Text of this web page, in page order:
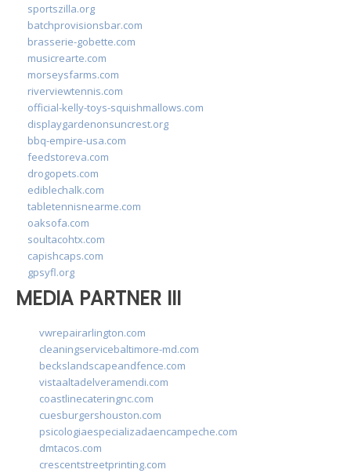
sportszilla.org
batchprovisionsbar.com
brasserie-gobette.com
musicrearte.com
morseysfarms.com
riverviewtennis.com
official-kelly-toys-squishmallows.com
displaygardenonsuncrest.org
bbq-empire-usa.com
feedstoreva.com
drogopets.com
ediblechalk.com
tabletennisnearme.com
oaksofa.com
soultacohtx.com
capishcaps.com
gpsyfl.org
MEDIA PARTNER III
vwrepairarlington.com
cleaningservicebaltimore-md.com
beckslandscapeandfence.com
vistaaltadelveramendi.com
coastlinecateringnc.com
cuesburgershouston.com
psicologiaespecializadaencampeche.com
dmtacos.com
crescentstreetprinting.com